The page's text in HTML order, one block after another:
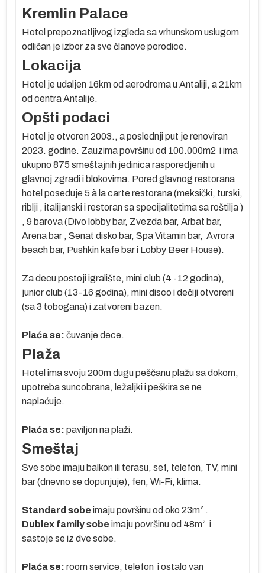
Kremlin Palace
Hotel prepoznatljivog izgleda sa vrhunskom uslugom
odličan je izbor za sve članove porodice.
Lokacija
Hotel je udaljen 16km od aerodroma u Antaliji, a 21km
od centra Antalije.
Opšti podaci
Hotel je otvoren 2003., a poslednji put je renoviran
2023. godine. Zauzima površinu od 100.000m2 i ima
ukupno 875 smeštajnih jedinica rasporedjenih u
glavnoj zgradi i blokovima. Pored glavnog restorana
hotel poseduje 5 à la carte restorana (meksički, turski,
riblji , italijanski i restoran sa specijalitetima sa roštilja )
, 9 barova (Divo lobby bar, Zvezda bar, Arbat bar,
Arena bar , Senat disko bar, Spa Vitamin bar, Avrora
beach bar, Pushkin kafe bar i Lobby Beer House).
Za decu postoji igralište, mini club (4 -12 godina),
junior club (13-16 godina), mini disco i dečiji otvoreni
(sa 3 tobogana) i zatvoreni bazen.
Plaća se: čuvanje dece.
Plaža
Hotel ima svoju 200m dugu peščanu plažu sa dokom,
upotreba suncobrana, ležaljki i peškira se ne
naplaćuje.
Plaća se: paviljon na plaži.
Smeštaj
Sve sobe imaju balkon ili terasu, sef, telefon, TV, mini
bar (dnevno se dopunjuje), fen, Wi-Fi, klima.
Standard sobe imaju površinu od oko 23m² .
Dublex family sobe imaju površinu od 48m² i
sastoje se iz dve sobe.
Plaća se: room service, telefon i ostalo van